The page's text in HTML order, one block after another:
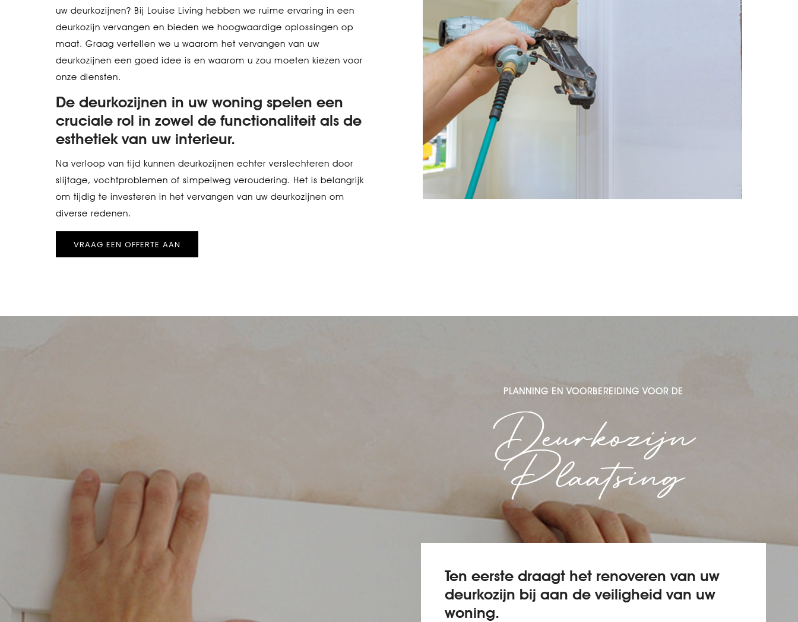
uw deurkozijnen? Bij Louise Living hebben we ruime ervaring in een
deurkozijn vervangen en bieden we hoogwaardige oplossingen op
maat. Graag vertellen we u waarom het vervangen van uw
deurkozijnen een goed idee is en waarom u zou moeten kiezen voor
onze diensten.
De deurkozijnen in uw woning spelen een
cruciale rol in zowel de functionaliteit als de
esthetiek van uw interieur.
Na verloop van tijd kunnen deurkozijnen echter verslechteren door
slijtage, vochtproblemen of simpelweg veroudering. Het is belangrijk
om tijdig te investeren in het vervangen van uw deurkozijnen om
diverse redenen.
VRAAG EEN OFFERTE AAN
PLANNING EN VOORBEREIDING VOOR DE
Deurkozijn
Plaatsing
Ten eerste draagt het renoveren van uw
deurkozijn bij aan de veiligheid van uw
woning.